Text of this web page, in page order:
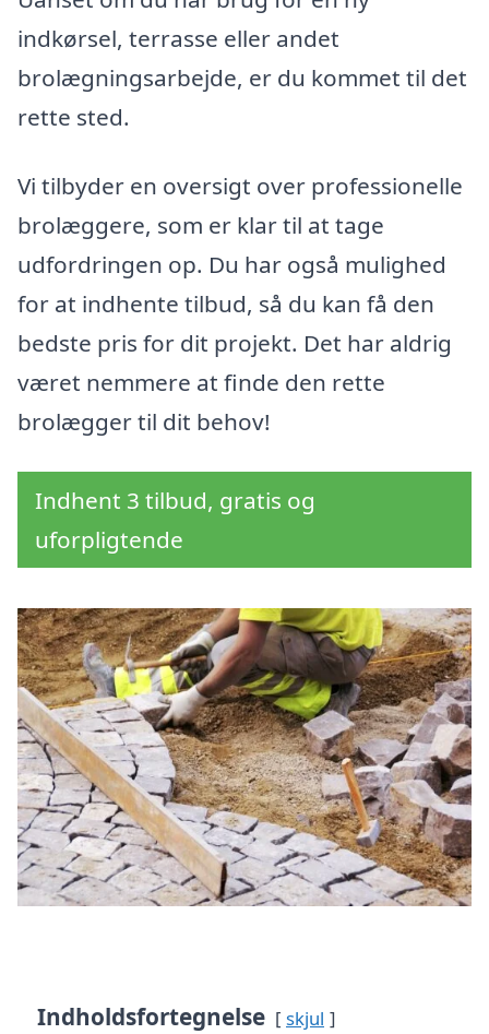
indkørsel, terrasse eller andet
brolægningsarbejde, er du kommet til det
rette sted.
Vi tilbyder en oversigt over professionelle
brolæggere, som er klar til at tage
udfordringen op. Du har også mulighed
for at indhente tilbud, så du kan få den
bedste pris for dit projekt. Det har aldrig
været nemmere at finde den rette
brolægger til dit behov!
Indhent 3 tilbud, gratis og
uforpligtende
Indholdsfortegnelse skjul